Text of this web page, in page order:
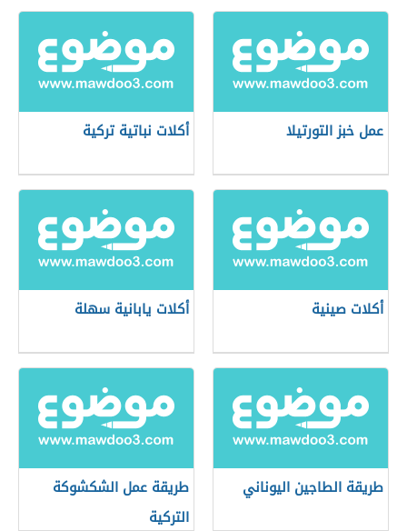
عمل خبز التورتيلا أكلات نباتية تركية
أكلات صينية أكلات يابانية سهلة
طريقة الطاجين اليوناني
طريقة عمل الشكشوكة
التركية